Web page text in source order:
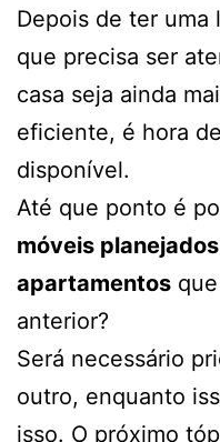
Depois de ter
que precisa ser
casa seja ainda
eficiente, é hora
disponível.
Até que ponto é
móveis
apartamentos
anterior?
Será necessário
outro, enquanto
isso. O próximo